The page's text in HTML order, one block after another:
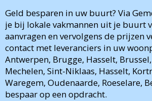
Geld besparen in uw buurt? Via
je bij lokale vakmannen uit je buurt
aanvragen en vervolgens de prijzen
contact met leveranciers in uw
Antwerpen, Brugge, Hasselt,
Mechelen, Sint-Niklaas, Hasselt,
Waregem, Oudenaarde, Roeselare,
bespaar op een opdracht.